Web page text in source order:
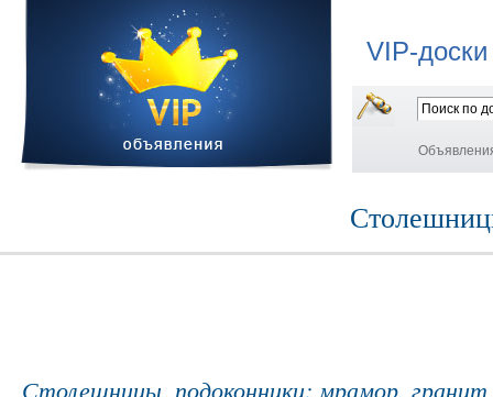
VIP-
Столешницы, подоконники: мрамор, гранит